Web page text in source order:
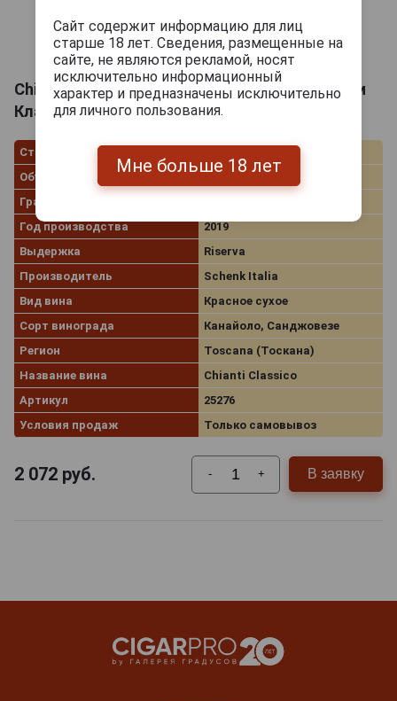
Chianti Classico Reserva Vespucci Вино Кьянти
Классико Ризерва Веспуччи 0.75л
Страна производства
Объём
0.75 л
Градус
Год производства
2019
Выдержка
Riserva
Производитель
Schenk Italia
Вид вина
Красное сухое
Сорт винограда
Канайоло, Санджовезе
Регион
Toscana (Тоскана)
Название вина
Chianti Classico
Артикул
25276
Условия продаж
Только самовывоз
2 072 руб. - + В заявку
Сайт содержит информацию для лиц
старше 18 лет. Сведения, размещенные на
сайте, не являются рекламой, носят
исключительно информационный
характер и предназначены исключительно
для личного пользования.
Мне больше 18 лет